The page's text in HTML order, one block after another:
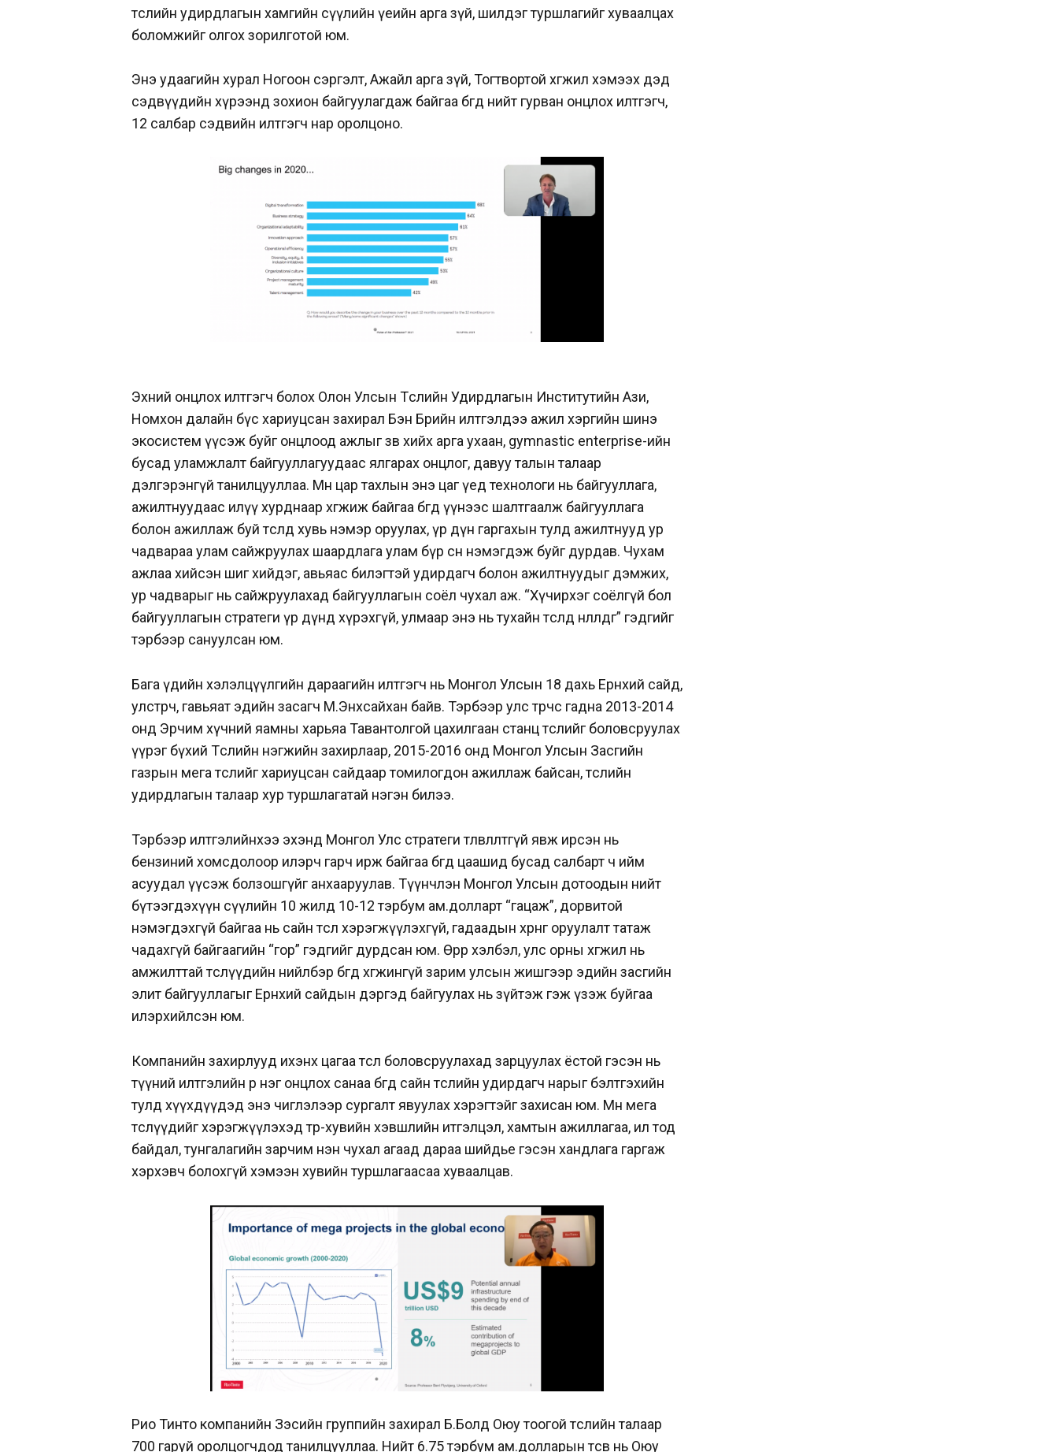
төслийн удирдлагын хамгийн сүүлийн үеийн арга зүй, шилдэг туршлагийг хуваалцах
боломжийг олгох зорилготой юм.
Энэ удаагийн хурал Ногоон сэргэлт, Ажайл арга зүй, Тогтвортой хөгжил хэмээх дэд
сэдвүүдийн хүрээнд зохион байгуулагдаж байгаа бөгөөд нийт гурван онцлох илтгэгч,
12 салбар сэдвийн илтгэгч нар оролцоно.
Эхний онцлох илтгэгч болох Олон Улсын Төслийн Удирдлагын Институтийн Ази,
Номхон далайн бүс хариуцсан захирал Бэн Брийн илтгэлдээ ажил хэргийн шинэ
экосистем үүсэж буйг онцлоод ажлыг зөв хийх арга ухаан, gymnastic enterprise-ийн
бусад уламжлалт байгууллагуудаас ялгарах онцлог, давуу талын талаар
дэлгэрэнгүй танилцууллаа. Мөн цар тахлын энэ цаг үед технологи нь байгууллага,
ажилтнуудаас илүү хурднаар хөгжиж байгаа бөгөөд үүнээс шалтгаалж байгууллага
болон ажиллаж буй төсөлдөө хувь нэмэр оруулах, үр дүн гаргахын тулд ажилтнууд ур
чадвараа улам сайжруулах шаардлага улам бүр өсөн нэмэгдэж буйг дурдав. Чухам
ажлаа хийсэн шиг хийдэг, авьяас билэгтэй удирдагч болон ажилтнуудыг дэмжих,
ур чадварыг нь сайжруулахад байгууллагын соёл чухал аж. “Хүчирхэг соёлгүй бол
байгууллагын стратеги үр дүнд хүрэхгүй, улмаар энэ нь тухайн төсөлд нөлөөлдөг” гэдгийг
тэрбээр сануулсан юм.
Бага үдийн хэлэлцүүлгийн дараагийн илтгэгч нь Монгол Улсын 18 дахь Ерөнхий сайд,
улстөрч, гавьяат эдийн засагч М.Энхсайхан байв. Тэрбээр улс төрчөөс гадна 2013-2014
онд Эрчим хүчний яамны харьяа Тавантолгой цахилгаан станц төслийг боловсруулах
үүрэг бүхий Төслийн нэгжийн захирлаар, 2015-2016 онд Монгол Улсын Засгийн
газрын мега төслийг хариуцсан сайдаар томилогдон ажиллаж байсан, төслийн
удирдлагын талаар хур туршлагатай нэгэн билээ.
Тэрбээр илтгэлийнхээ эхэнд Монгол Улс стратеги төлөвлөлтгүй явж ирсэн нь
бензиний хомсдолоор илэрч гарч ирж байгаа бөгөөд цаашид бусад салбарт ч ийм
асуудал үүсэж болзошгүйг анхааруулав. Түүнчлэн Монгол Улсын дотоодын нийт
бүтээгдэхүүн сүүлийн 10 жилд 10-12 тэрбум ам.долларт “гацаж”, дорвитой
нэмэгдэхгүй байгаа нь сайн төсөл хэрэгжүүлэхгүй, гадаадын хөрөнгө оруулалт татаж
чадахгүй байгаагийн “гор” гэдгийг дурдсан юм. Өөрөөр хэлбэл, улс орны хөгжил нь
амжилттай төслүүдийн нийлбэр бөгөөд хөгжингүй зарим улсын жишгээр эдийн засгийн
элит байгууллагыг Ерөнхий сайдын дэргэд байгуулах нь зүйтэж гэж үзэж буйгаа
илэрхийлсэн юм.
Компанийн захирлууд ихэнх цагаа төсөл боловсруулахад зарцуулах ёстой гэсэн нь
түүний илтгэлийн өөр нэг онцлох санаа бөгөөд сайн төслийн удирдагч нарыг бэлтгэхийн
тулд хүүхдүүдэд энэ чиглэлээр сургалт явуулах хэрэгтэйг захисан юм. Мөн мега
төслүүдийг хэрэгжүүлэхэд төр-хувийн хэвшлийн итгэлцэл, хамтын ажиллагаа, ил тод
байдал, тунгалагийн зарчим нэн чухал агаад дараа шийдье гэсэн хандлага гаргаж
хэрхэвч болохгүй хэмээн хувийн туршлагаасаа хуваалцав.
Рио Тинто компанийн Зэсийн группийн захирал Б.Болд Оюу тоогой төслийн талаар
700 гаруй оролцогчдод танилцууллаа. Нийт 6.75 тэрбум ам.долларын төсөв нь Оюу